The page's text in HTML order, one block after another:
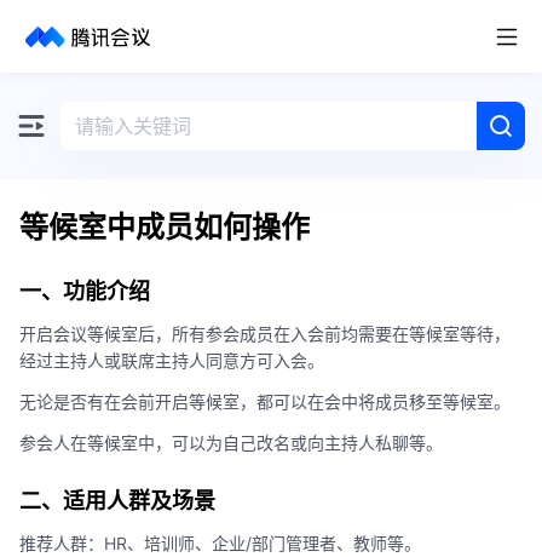
取消
等候室中成员如何操作
一、功能介绍
开启会议等候室后，所有参会成员在入会前均需要在等候室等待，
经过主持人或联席主持人同意方可入会。
无论是否有在会前开启等候室，都可以在会中将成员移至等候室。
参会人在等候室中，可以为自己改名或向主持人私聊等。
二、适用人群及场景
推荐人群：HR、培训师、企业/部门管理者、教师等。